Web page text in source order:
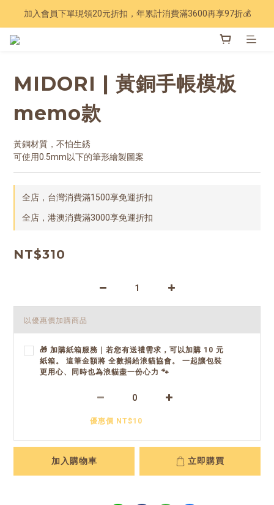
Have a nice trip 🧳 2027手帳季 準備登場
加入會員下單現領20元折扣，年累計消費滿3600再享97折💰
MIDORI | 黃銅手帳模板
memo款
黃銅材質，不怕生銹
可使用0.5mm以下的筆形繪製圖案
全店，台灣消費滿1500享免運折扣
全店，港澳消費滿3000享免運折扣
NT$310
以優惠價加購商品
🎁 加購紙箱服務｜若您有送禮需求，可以加購 10 元
紙箱。 這筆金額將 全數捐給浪貓協會。 一起讓包裝
更用心、同時也為浪貓盡一份心力 🐾
優惠價 NT$10
加入購物車 立即購買